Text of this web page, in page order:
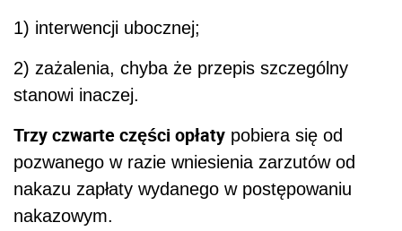
1) interwencji ubocznej;
2) zażalenia, chyba że przepis szczególny
stanowi inaczej.
Trzy czwarte części opłaty pobiera się od
pozwanego w razie wniesienia zarzutów od
nakazu zapłaty wydanego w postępowaniu
nakazowym.